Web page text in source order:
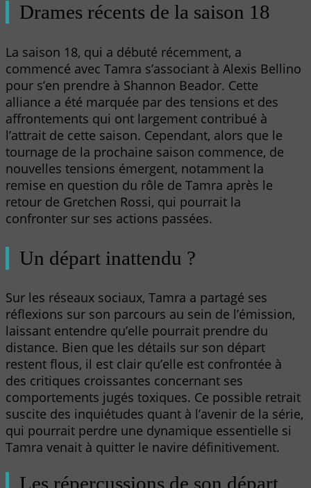
Drames récents de la saison 18
La saison 18, qui a débuté récemment, a
commencé avec Tamra s’associant à Alexis Bellino
pour s’en prendre à Shannon Beador. Cette
alliance a été marquée par des tensions et des
affrontements qui ont largement contribué à
l’attrait de cette saison. Cependant, alors que le
tournage de la prochaine saison commence, de
nouvelles tensions émergent, notamment la
remise en question du rôle de Tamra après le
retour de Gretchen Rossi, qui pourrait la
confronter sur ses actions passées.
Un départ inattendu ?
Sur les réseaux sociaux, Tamra a partagé ses
réflexions sur son parcours au sein de l’émission,
laissant entendre qu’elle pourrait prendre du
distance. Bien que les détails sur son départ
restent flous, il est clair qu’elle est confrontée à
des critiques croissantes concernant ses
comportements jugés toxiques. Ce possible retrait
suscite des inquiétudes quant à l’avenir de la série,
qui pourrait perdre une dynamique essentielle si
Tamra venait à quitter le navire définitivement.
Les répercussions de son départ